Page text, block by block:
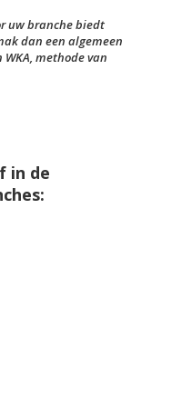
uw branche biedt
dan een algemeen
methode van
in de